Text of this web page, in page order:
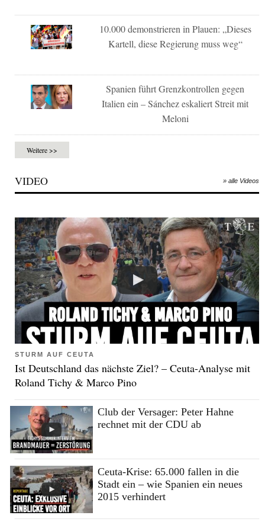
10.000 demonstrieren in Plauen: „Dieses
Kartell, diese Regierung muss weg“
Spanien führt Grenzkontrollen gegen
Italien ein – Sánchez eskaliert Streit mit
Meloni
Weitere >>
VIDEO » alle Videos
STURM AUF CEUTA
Ist Deutschland das nächste Ziel? – Ceuta-Analyse mit
Roland Tichy & Marco Pino
Club der Versager: Peter Hahne
rechnet mit der CDU ab
Ceuta-Krise: 65.000 fallen in die
Stadt ein – wie Spanien ein neues
2015 verhindert